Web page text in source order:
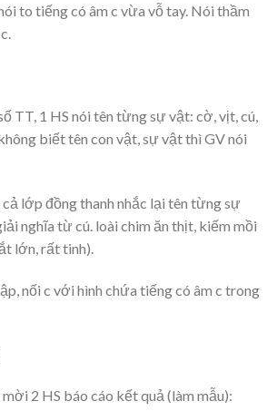
to tiếng có âm c vừa vỗ tay. Nói thầm
TT, 1 HS nói tên từng sự vật: cờ, vịt, cú,
biết tên con vật, sự vật thì GV nói
cả lớp đồng thanh nhắc lại tên từng sự
nghĩa từ cú. loài chim ăn thịt, kiếm mồi
lớn, rất tinh).
nối c với hình chứa tiếng có âm c trong
2 HS báo cáo kết quả (làm mẫu):